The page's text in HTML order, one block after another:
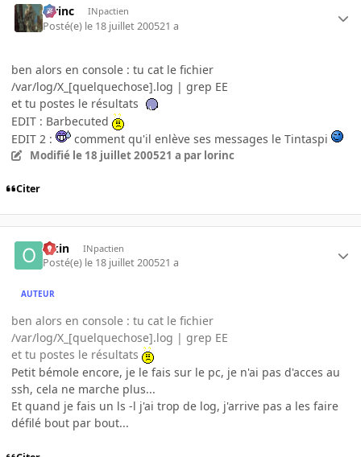
lorinc INpactien
Posté(e) le 18 juillet 200521 a
ben alors en console : tu cat le fichier
/var/log/X_[quelquechose].log | grep EE
et tu postes le résultats
EDIT : Barbecuted
EDIT 2 :
comment qu'il enlève ses messages le Tintaspi
Modifié le 18 juillet 200521 a par lorinc
Citer
Okin INpactien
Posté(e) le 18 juillet 200521 a
AUTEUR
ben alors en console : tu cat le fichier
/var/log/X_[quelquechose].log | grep EE
et tu postes le résultats
Petit bémole encore, je le fais sur le pc, je n'ai pas d'acces au
ssh, cela ne marche plus...
Et quand je fais un ls -l j'ai trop de log, j'arrive pas a les faire
défilé bout par bout...